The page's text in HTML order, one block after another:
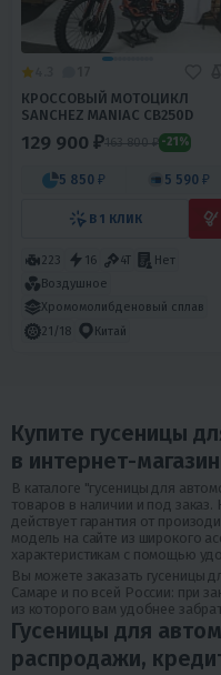
КРОССОВЫЙ МОТОЦИКЛ
SANCHEZ MANIAC CB250D
129 900 ₽163 800 ₽ -21%
5 850 ₽ 5 590 ₽
В 1 КЛИК
223 16 4T
Нет
Воздушное
Хромомолибденовый сплав
21/18
Китай
Купите гусеницы
в интернет-
В каталоге "гусеницы для
товаров в наличии и под
действует гарантия от
модель на сайте из широкого
характеристикам с помощью
Вы можете заказать гусеницы
Самаре и по всей России: при
из которого вам удобнее
Гусеницы для
распродажи,